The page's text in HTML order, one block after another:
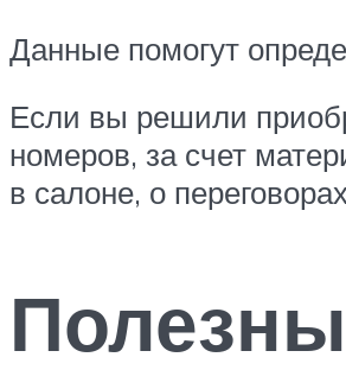
Данные помогут
Если вы решили
номеров, за счет
в салоне, о